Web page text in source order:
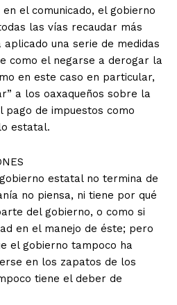
el comunicado, el gobierno
las vías recaudar más
una serie de medidas
como el negarse a derogar la
en este caso en particular,
a los oaxaqueños sobre la
pago de impuestos como
estatal.
estatal no termina de
no piensa, ni tiene por qué
del gobierno, o como si
en el manejo de éste; pero
el gobierno tampoco ha
en los zapatos de los
tiene el deber de